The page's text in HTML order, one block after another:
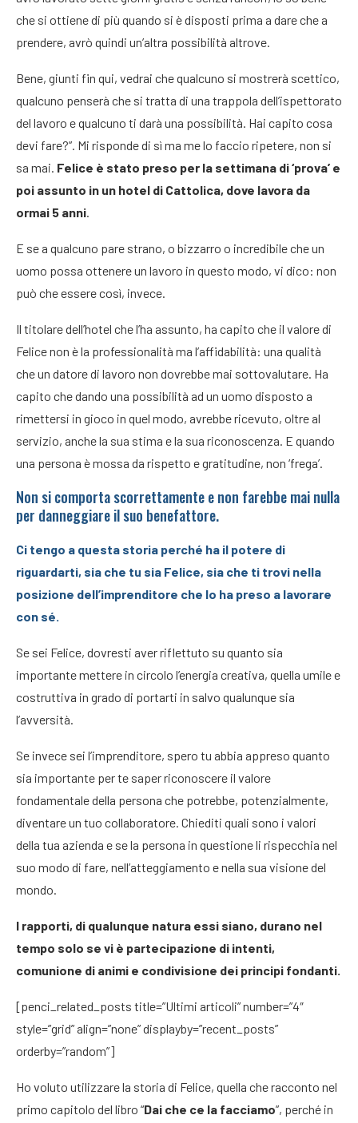
che si ottiene di più quando si è disposti prima a dare che a
prendere, avrò quindi un’altra possibilità altrove.
Bene, giunti fin qui, vedrai che qualcuno si mostrerà scettico,
qualcuno penserà che si tratta di una trappola dell’ispettorato
del lavoro e qualcuno ti darà una possibilità. Hai capito cosa
devi fare?”. Mi risponde di sì ma me lo faccio ripetere, non si
sa mai. Felice è stato preso per la settimana di ‘prova’ e
poi assunto in un hotel di Cattolica, dove lavora da
ormai 5 anni.
E se a qualcuno pare strano, o bizzarro o incredibile che un
uomo possa ottenere un lavoro in questo modo, vi dico: non
può che essere così, invece.
Il titolare dell’hotel che l’ha assunto, ha capito che il valore di
Felice non è la professionalità ma l’affidabilità: una qualità
che un datore di lavoro non dovrebbe mai sottovalutare. Ha
capito che dando una possibilità ad un uomo disposto a
rimettersi in gioco in quel modo, avrebbe ricevuto, oltre al
servizio, anche la sua stima e la sua riconoscenza. E quando
una persona è mossa da rispetto e gratitudine, non ‘frega’.
Non si comporta scorrettamente e non farebbe mai nulla
per danneggiare il suo benefattore.
Ci tengo a questa storia perché ha il potere di
riguardarti, sia che tu sia Felice, sia che ti trovi nella
posizione dell’imprenditore che lo ha preso a lavorare
con sé.
Se sei Felice, dovresti aver riflettuto su quanto sia
importante mettere in circolo l’energia creativa, quella umile e
costruttiva in grado di portarti in salvo qualunque sia
l’avversità.
Se invece sei l’imprenditore, spero tu abbia appreso quanto
sia importante per te saper riconoscere il valore
fondamentale della persona che potrebbe, potenzialmente,
diventare un tuo collaboratore. Chiediti quali sono i valori
della tua azienda e se la persona in questione li rispecchia nel
suo modo di fare, nell’atteggiamento e nella sua visione del
mondo.
I rapporti, di qualunque natura essi siano, durano nel
tempo solo se vi è partecipazione di intenti,
comunione di animi e condivisione dei principi fondanti.
[penci_related_posts title=”Ultimi articoli” number=”4″
style=”grid” align=”none” displayby=”recent_posts”
orderby=”random”]
Ho voluto utilizzare la storia di Felice, quella che racconto nel
primo capitolo del libro “Dai che ce la facciamo”, perché in